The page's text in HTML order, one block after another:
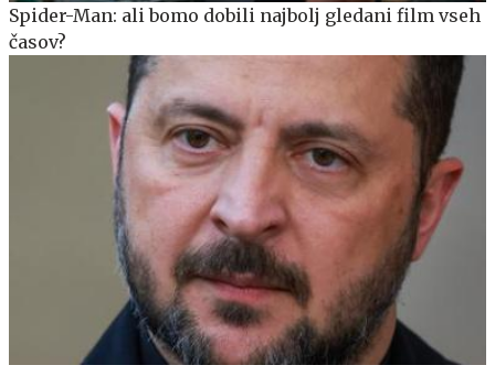
Spider-Man: ali bomo dobili najbolj gledani film vseh
časov?